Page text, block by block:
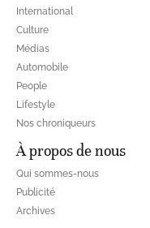
International
Culture
Médias
Automobile
People
Lifestyle
Nos chroniqueurs
À propos de nous
Qui sommes-nous
Publicité
Archives